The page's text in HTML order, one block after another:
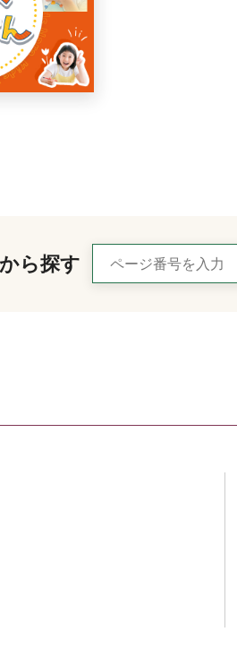
ら探す